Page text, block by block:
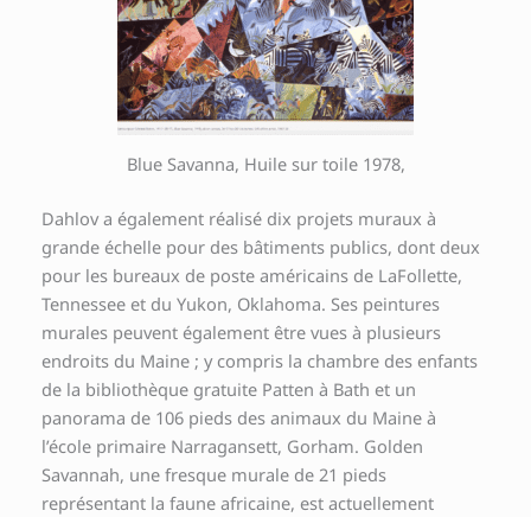
Blue Savanna, Huile sur toile 1978,
Dahlov a également réalisé dix projets muraux à
grande échelle pour des bâtiments publics, dont deux
pour les bureaux de poste américains de LaFollette,
Tennessee et du Yukon, Oklahoma. Ses peintures
murales peuvent également être vues à plusieurs
endroits du Maine ; y compris la chambre des enfants
de la bibliothèque gratuite Patten à Bath et un
panorama de 106 pieds des animaux du Maine à
l’école primaire Narragansett, Gorham. Golden
Savannah, une fresque murale de 21 pieds
représentant la faune africaine, est actuellement